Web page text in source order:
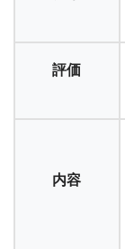
評価
内容